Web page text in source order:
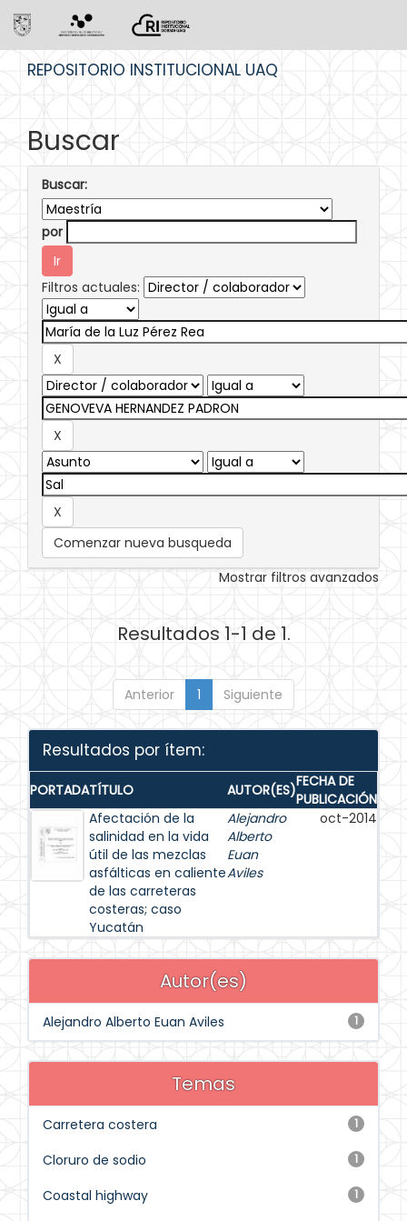
REPOSITORIO INSTITUCIONAL UAQ
Buscar
Buscar:
por
Filtros actuales:
Comenzar nueva busqueda
Mostrar filtros avanzados
Resultados 1-1 de 1.
Anterior 1 Siguiente
Resultados por ítem:
PORTADATÍTULO AUTOR(ES)FECHA DE
PUBLICACIÓN
Afectación de la
salinidad en la vida
útil de las mezclas
asfálticas en caliente
de las carreteras
costeras; caso
Yucatán
Alejandro
Alberto
Euan
Aviles
oct-2014
Autor(es)
1
Alejandro Alberto Euan Aviles
Temas
1
Carretera costera
1
Cloruro de sodio
1
Coastal highway